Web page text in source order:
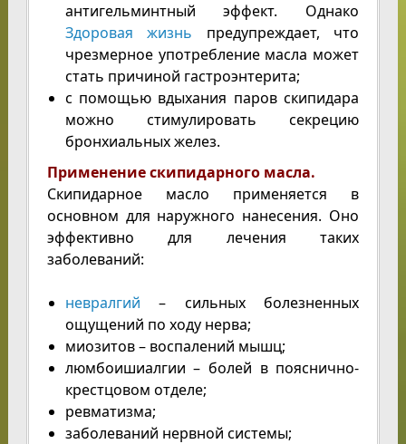
антигельминтный эффект. Однако
Здоровая жизнь предупреждает, что
чрезмерное употребление масла может
стать причиной гастроэнтерита;
с помощью вдыхания паров скипидара
можно стимулировать секрецию
бронхиальных желез.
Применение скипидарного масла.
Скипидарное масло применяется в
основном для наружного нанесения. Оно
эффективно для лечения таких
заболеваний:
невралгий – сильных болезненных
ощущений по ходу нерва;
миозитов – воспалений мышц;
люмбоишиалгии – болей в пояснично-
крестцовом отделе;
ревматизма;
заболеваний нервной системы;